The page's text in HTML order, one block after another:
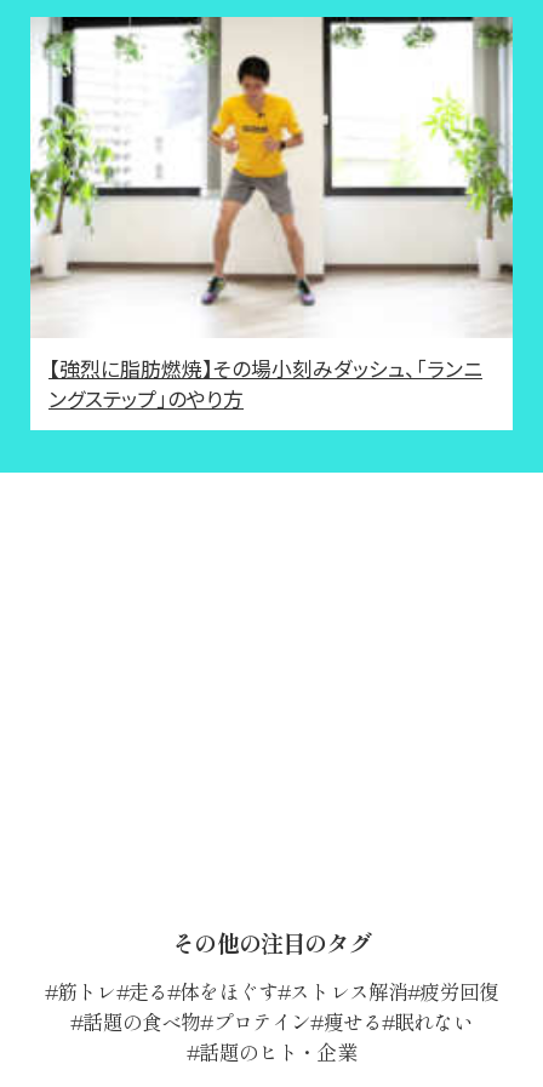
【強烈に脂肪燃焼】その場小刻みダッシュ、「ランニ
ングステップ」のやり方
その他の注目のタグ
筋トレ 走る 体をほぐす ストレス解消 疲労回復
話題の食べ物 プロテイン 痩せる 眠れない
話題のヒト・企業